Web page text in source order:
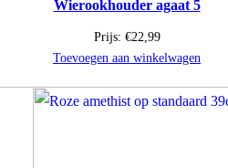
Wierookhouder agaat 5
Prijs: €22,99
Toevoegen aan winkelwagen